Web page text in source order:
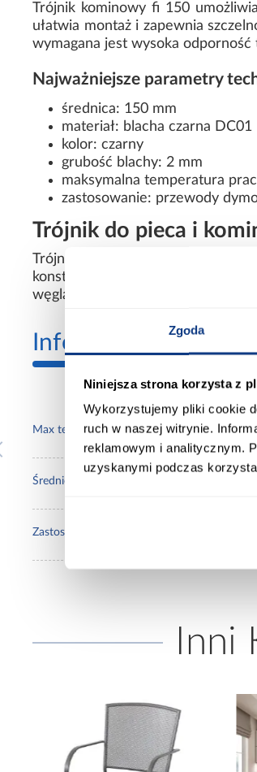
Zgoda
Niniejsza strona korzysta z
Wykorzystujemy pliki cookie
ruch w naszej witrynie.
reklamowym i analitycznym.
uzyskanymi podczas
Trójnik kominowy fi 150
ułatwia montaż i zapewnia
wymagana jest wysoka odporność
Najważniejsze parametry
średnica: 150 mm
materiał: blacha czarna DC01
kolor: czarny
grubość blachy: 2 mm
maksymalna temperatura
zastosowanie: przewody
Trójnik do pieca i
Trójnik do pieca oraz kominka
konstrukcja dobrze znosi
węgla. To praktyczny wybór do
Informacje
Max temperatura pracy: 600
Średnica [mm]:
Zastosowanie/przenaczenie:
Inni